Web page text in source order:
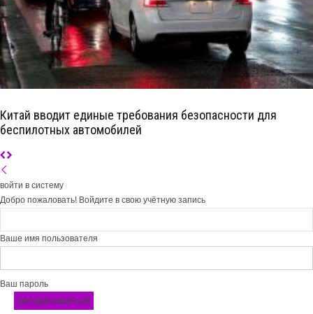
Китай вводит единые требования безопасности для
беспилотных автомобилей
войти в систему
Добро пожаловать! Войдите в свою учётную запись
Ваше имя пользователя
Ваш пароль